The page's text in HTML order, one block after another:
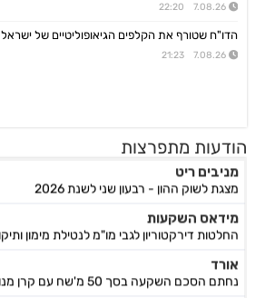
7.08.26 22:20
הדו"ח שטורף את הקלפים הגיאופוליטיים של ישראל
7.08.26 21:23
הודעות מתפרצות
מניבים ריט
מצגת לשוק ההון - רבעון שני לשנת 2026
מידאס השקעות
אורד